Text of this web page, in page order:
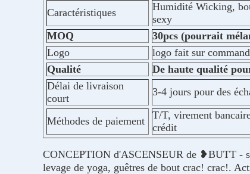
Caractéristiques
Humidité Wicking,
sexy
MOQ
30pcs (pourrait
Logo
logo fait sur
Qualité
De haute qualité
Délai de livraison
court
3-4 jours pour des
Méthodes de paiement
T/T, virement
crédit
CONCEPTION d'ASCENSEUR de ❥BUTT -
levage de yoga, guêtres de bout crac! crac!.